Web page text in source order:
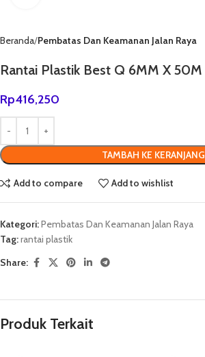
Beranda Pembatas Dan Keamanan Jalan Raya
Rantai Plastik Best Q 6MM X 50M
Rp416,250
TAMBAH KE KERANJANG
Add to compare Add to wishlist
Kategori:Pembatas Dan Keamanan Jalan Raya
Tag:rantai plastik
Share:
Produk Terkait